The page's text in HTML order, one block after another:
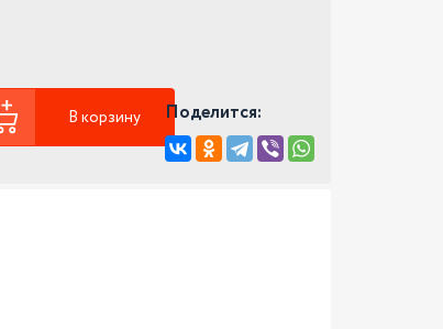
В корзину Поделится: